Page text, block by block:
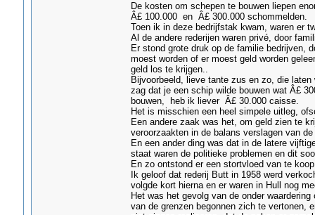
De kosten om schepen te bouwen liepen
Â£ 100.000 en Â£ 300.000 schommelden.
Toen ik in deze bedrijfstak kwam, waren er
Al de andere rederijen waren privé, door
Er stond grote druk op de familie bedrijven,
moest worden of er moest geld worden
geld los te krijgen..
Bijvoorbeeld, lieve tante zus en zo, die
zag dat je een schip wilde bouwen wat Â£
bouwen, heb ik liever Â£ 30.000 caisse.
Het is misschien een heel simpele uitleg,
Een andere zaak was het, om geld zien te
veroorzaakten in de balans verslagen van de
En een ander ding was dat in de latere
staat waren de politieke problemen en dit
En zo ontstond er een stortvloed van te
Ik geloof dat rederij Butt in 1958 werd
volgde kort hierna en er waren in Hull nog
Het was het gevolg van de onder
van de grenzen begonnen zich te vertonen,